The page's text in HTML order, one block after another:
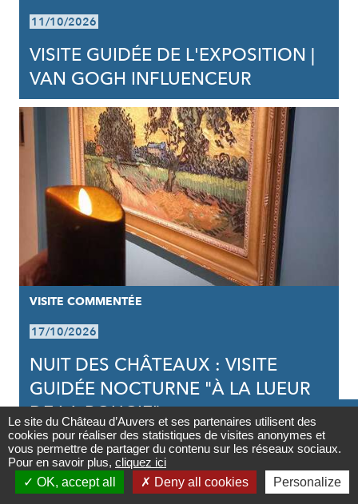
Contact

Newsletter
11/10/2026
VISITE GUIDÉE DE L'EXPOSITION |
VAN GOGH INFLUENCEUR
VISITE COMMENTÉE
17/10/2026
NUIT DES CHÂTEAUX : VISITE
GUIDÉE NOCTURNE "À LA LUEUR
DE LA BOUGIE"
Le site du Château d’Auvers et ses partenaires utilisent des
cookies pour réaliser des statistiques de visites anonymes et
vous permettre de partager du contenu sur les réseaux sociaux.
Pour en savoir plus, cliquez ici
OK, accept all
Deny all cookies Personalize